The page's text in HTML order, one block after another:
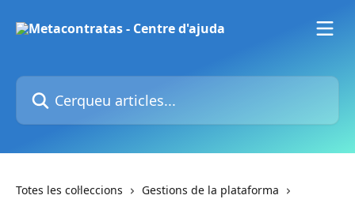
Cerqueu articles...
Totes les col·leccions
Gestions de la plataforma